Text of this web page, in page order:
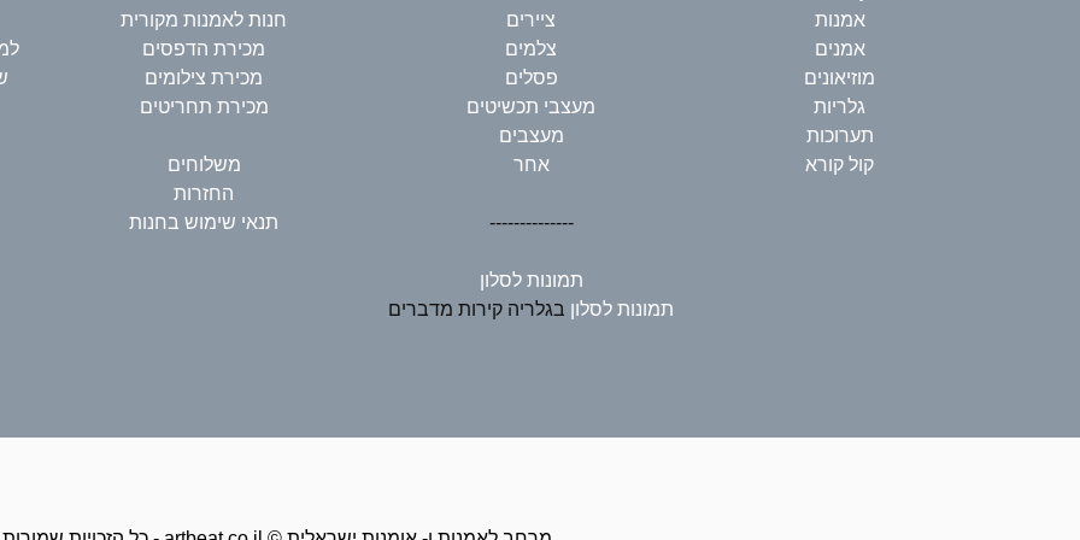
אמנות
אמנים
מוזיאונים
גלריות
תערוכות
קול קורא
ציירים
צלמים
פסלים
מעצבי תכשיטים
מעצבים
אחר
--------------
תמונות לסלון
תמונות לסלון בגלריה קירות מדברים
חנות לאמנות מקורית
מכירת הדפסים
מכירת צילומים
מכירת תחריטים
משלוחים
החזרות
תנאי שימוש בחנות